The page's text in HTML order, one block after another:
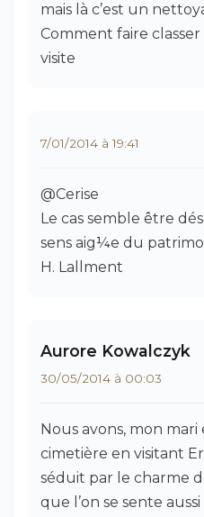
mais là c’est un
Comment faire
visite
7/01/2014 à 19:41
@Cerise
Le cas semble être
sens aig¼e du
H. Lallment
Aurore Kowalczyk
30/05/2014 à 00:03
Nous avons, mon
cimetière en visitant
séduit par le charme
que l’on se sente